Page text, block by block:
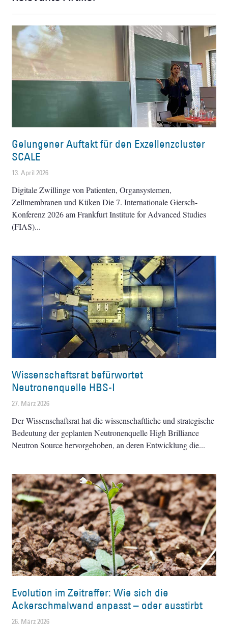
Gelungener Auftakt für den Exzellenzcluster
SCALE
13. April 2026
Digitale Zwillinge von Patienten, Organsystemen,
Zellmembranen und Küken Die 7. Internationale Giersch-
Konferenz 2026 am Frankfurt Institute for Advanced Studies
(FIAS)
Wissenschaftsrat befürwortet
Neutronenquelle HBS-I
27. März 2026
Der Wissenschaftsrat hat die wissenschaftliche und strategische
Bedeutung der geplanten Neutronenquelle High Brilliance
Neutron Source hervorgehoben, an deren Entwicklung die
Evolution im Zeitraffer: Wie sich die
Ackerschmalwand anpasst – oder ausstirbt
26. März 2026